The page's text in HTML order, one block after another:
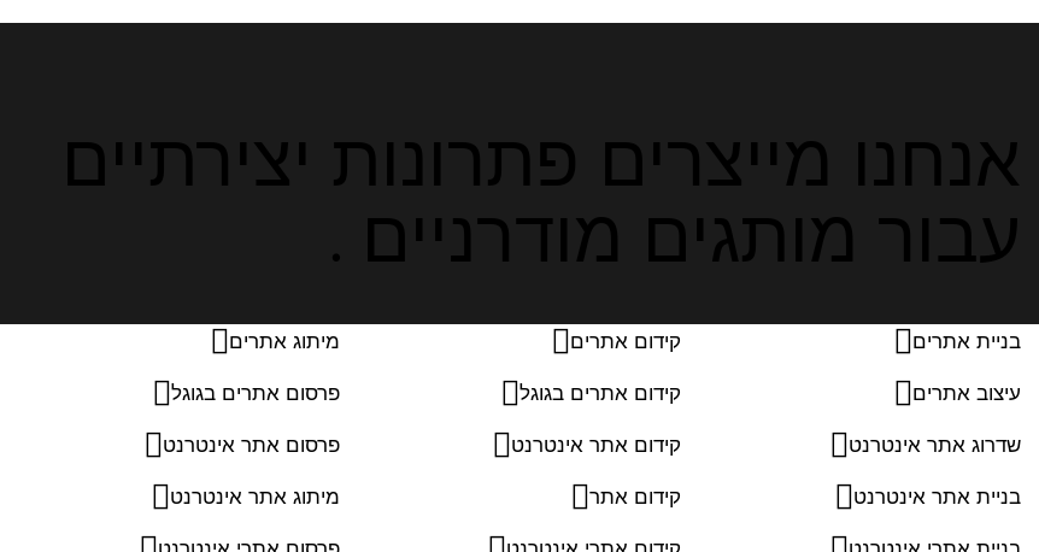
אנחנו מייצרים פתרונות יצירתיים
עבור מותגים מודרניים .
בניית אתרים
עיצוב אתרים
שדרוג אתר אינטרנט
בניית אתר אינטרנט
קידום אתרים
קידום אתרים בגוגל
קידום אתר אינטרנט
קידום אתר
מיתוג אתרים
פרסום אתרים בגוגל
פרסום אתר אינטרנט
מיתוג אתר אינטרנט